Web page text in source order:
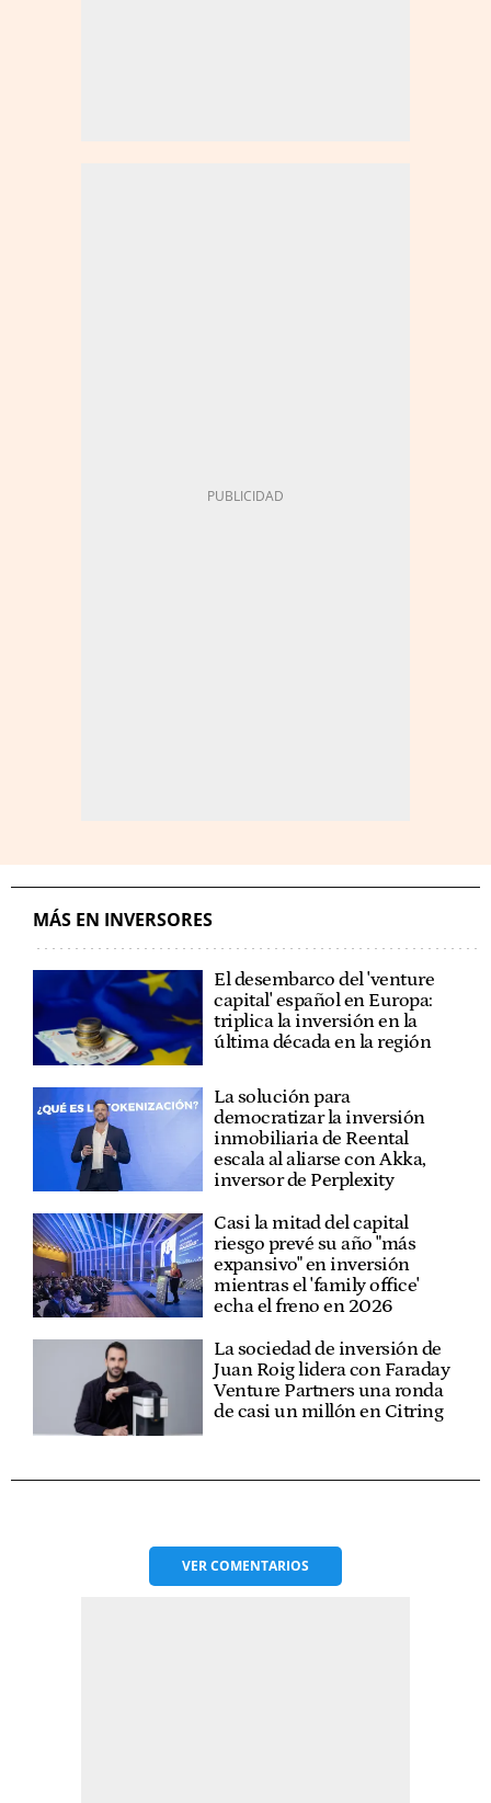
MÁS EN INVERSORES
El desembarco del 'venture
capital' español en Europa:
triplica la inversión en la
última década en la región
La solución para
democratizar la inversión
inmobiliaria de Reental
escala al aliarse con Akka,
inversor de Perplexity
Casi la mitad del capital
riesgo prevé su año "más
expansivo" en inversión
mientras el 'family office'
echa el freno en 2026
La sociedad de inversión de
Juan Roig lidera con Faraday
Venture Partners una ronda
de casi un millón en Citring
VERCOMENTARIOS